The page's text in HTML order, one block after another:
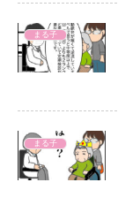
まる子
まる子